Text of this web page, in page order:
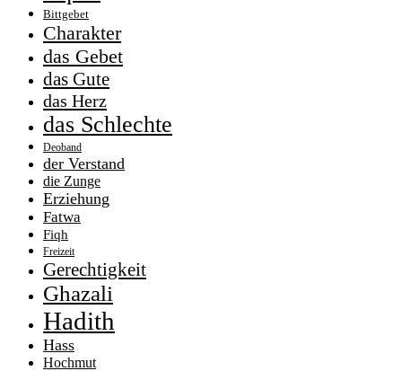
Bittgebet
Charakter
das Gebet
das Gute
das Herz
das Schlechte
Deoband
der Verstand
die Zunge
Erziehung
Fatwa
Fiqh
Freizeit
Gerechtigkeit
Ghazali
Hadith
Hass
Hochmut